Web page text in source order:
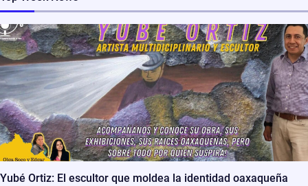
Yubé Ortiz: El escultor que moldea la identidad oaxaqueña